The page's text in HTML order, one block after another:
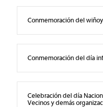
Conmemoración del
Conmemoración del día
Celebración del día
Vecinos y demás